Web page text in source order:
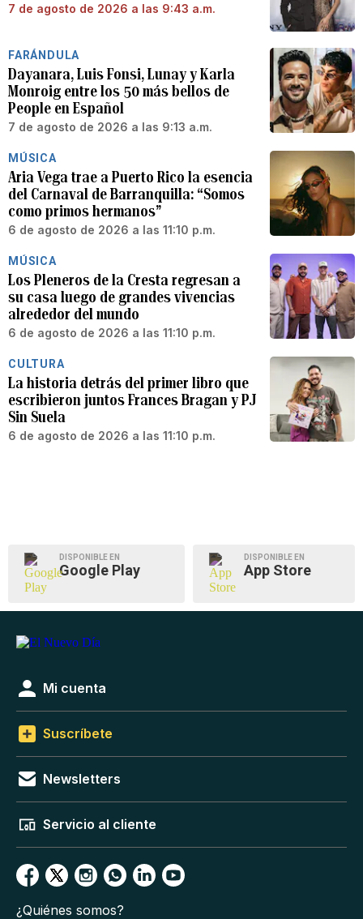
7 de agosto de 2026 a las 9:43 a.m.
FARÁNDULA
Dayanara, Luis Fonsi, Lunay y Karla
Monroig entre los 50 más bellos de
People en Español
7 de agosto de 2026 a las 9:13 a.m.
MÚSICA
Aria Vega trae a Puerto Rico la esencia
del Carnaval de Barranquilla: “Somos
como primos hermanos”
6 de agosto de 2026 a las 11:10 p.m.
MÚSICA
Los Pleneros de la Cresta regresan a
su casa luego de grandes vivencias
alrededor del mundo
6 de agosto de 2026 a las 11:10 p.m.
CULTURA
La historia detrás del primer libro que
escribieron juntos Frances Bragan y PJ
Sin Suela
6 de agosto de 2026 a las 11:10 p.m.
DISPONIBLE EN
Google Play
DISPONIBLE EN
App Store
Mi cuenta
Suscríbete
Newsletters
Servicio al cliente
¿Quiénes somos?